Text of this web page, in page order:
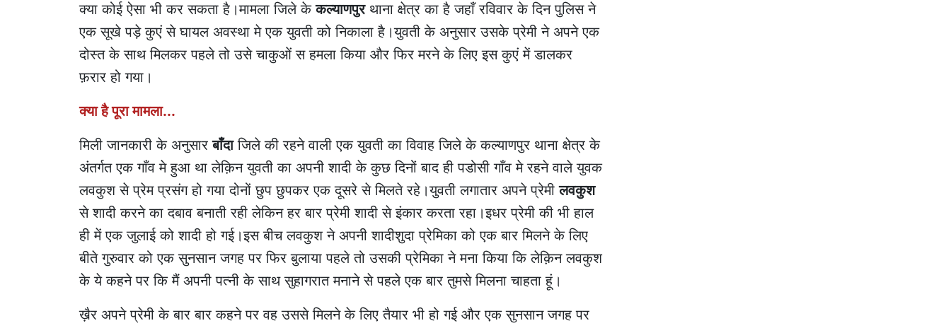
क्या कोई ऐसा भी कर सकता है।मामला जिले केकल्याणपुरथाना क्षेत्र का है जहाँ रविवार के दिन पुलिस ने
एक सूखे पड़े कुएं से घायल अवस्था मे एक युवती को निकाला है।युवती के अनुसार उसके प्रेमी ने अपने एक
दोस्त के साथ मिलकर पहले तो उसे चाकुओं स हमला किया और फिर मरने के लिए इस कुएं में डालकर
फ़रार हो गया।
क्या है पूरा मामला...
मिली जानकारी के अनुसारबाँदाजिले की रहने वाली एक युवती का विवाह जिले के कल्याणपुर थाना क्षेत्र के
अंतर्गत एक गाँव मे हुआ था लेक़िन युवती का अपनी शादी के कुछ दिनों बाद ही पडोसी गाँव मे रहने वाले युवक
लवकुश से प्रेम प्रसंग हो गया दोनों छुप छुपकर एक दूसरे से मिलते रहे।युवती लगातार अपने प्रेमीलवकुश
से शादी करने का दबाव बनाती रही लेकिन हर बार प्रेमी शादी से इंकार करता रहा।इधर प्रेमी की भी हाल
ही में एक जुलाई को शादी हो गई।इस बीच लवकुश ने अपनी शादीशुदा प्रेमिका को एक बार मिलने के लिए
बीते गुरुवार को एक सुनसान जगह पर फिर बुलाया पहले तो उसकी प्रेमिका ने मना किया कि लेक़िन लवकुश
के ये कहने पर कि मैं अपनी पत्नी के साथ सुहागरात मनाने से पहले एक बार तुमसे मिलना चाहता हूं।
ख़ैर अपने प्रेमी के बार बार कहने पर वह उससे मिलने के लिए तैयार भी हो गई और एक सुनसान जगह पर